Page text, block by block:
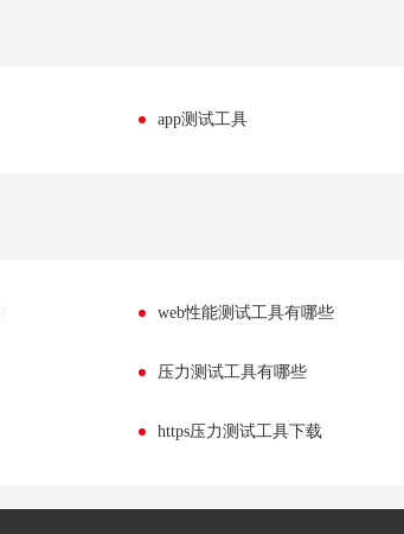
app测试工具
web性能测试工具有哪些
压力测试工具有哪些
https压力测试工具下载